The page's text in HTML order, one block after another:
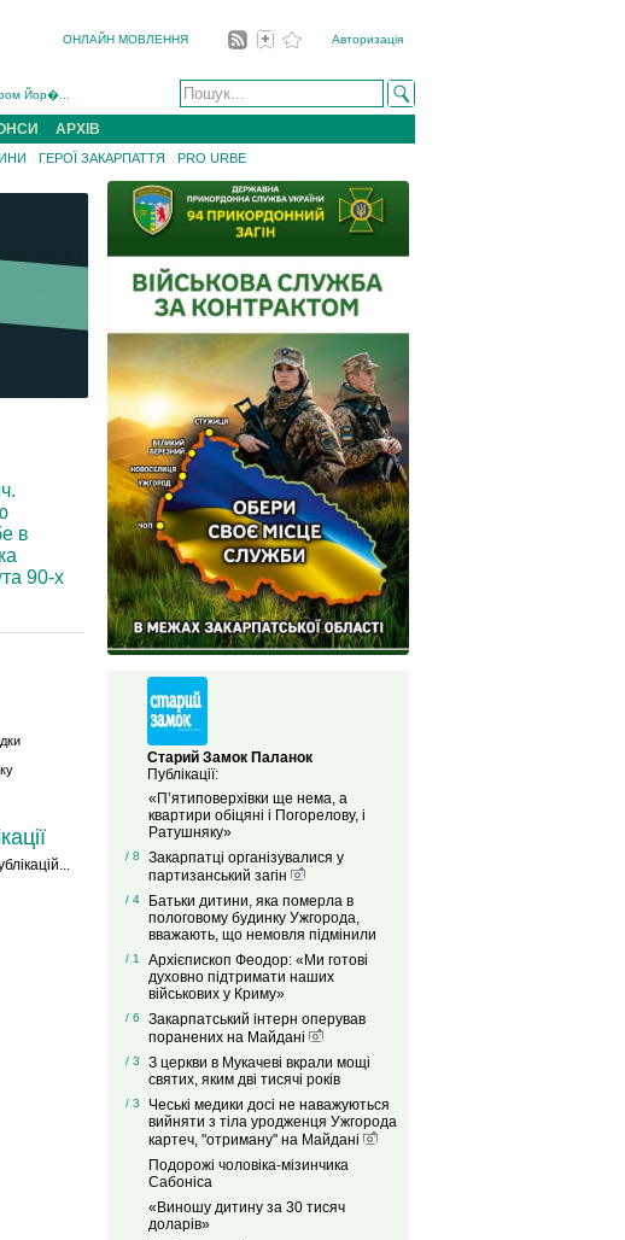
ОНЛАЙН МОВЛЕННЯ Авторизація
Йор�...
роки �...
gree...
АРХІВ
ГЕРОЇ ЗАКАРПАТТЯ PRO URBE
в
90-х
Старий Замок Паланок
Публікації:
«П’ятиповерхівки ще нема, а
квартири обіцяні і Погорелову, і
Ратушняку»
/ 8
Закарпатці організувалися у
партизанський загін
/ 4
Батьки дитини, яка померла в
пологовому будинку Ужгорода,
вважають, що немовля підмінили
/ 1
Архієпископ Феодор: «Ми готові
духовно підтримати наших
військових у Криму»
/ 6
Закарпатський інтерн оперував
поранених на Майдані
/ 3
З церкви в Мукачеві вкрали мощі
святих, яким дві тисячі років
/ 3
Чеські медики досі не наважуються
вийняти з тіла уродженця Ужгорода
картеч, "отриману" на Майдані
Подорожі чоловіка-мізинчика
Сабоніса
«Виношу дитину за 30 тисяч
доларів»